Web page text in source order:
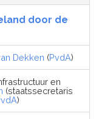
door de
Dekken (PvdA)
en
(staatssecretaris
)